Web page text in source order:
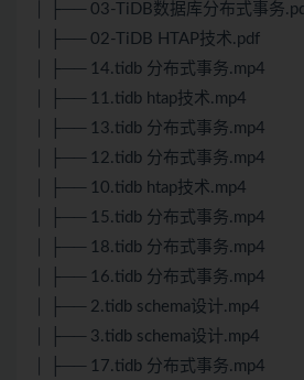
│ ├── 03-TiDB数据库分布式事务
│ ├── 02-TiDB HTAP技术.pdf
│ ├── 14.tidb 分布式事务.mp4
│ ├── 11.tidb htap技术.mp4
│ ├── 13.tidb 分布式事务.mp4
│ ├── 12.tidb 分布式事务.mp4
│ ├── 10.tidb htap技术.mp4
│ ├── 15.tidb 分布式事务.mp4
│ ├── 18.tidb 分布式事务.mp4
│ ├── 16.tidb 分布式事务.mp4
│ ├── 2.tidb schema设计.mp4
│ ├── 3.tidb schema设计.mp4
│ ├── 17.tidb 分布式事务.mp4